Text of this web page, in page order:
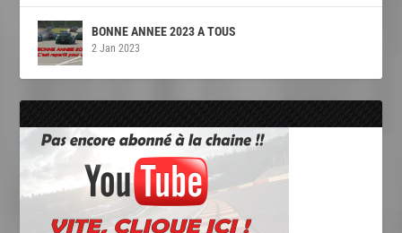
BONNE ANNEE 2023 A TOUS
2 Jan 2023